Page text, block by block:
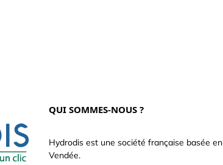
QUI SOMMES-NOUS ?
Hydrodis est une société française basée en
Vendée.